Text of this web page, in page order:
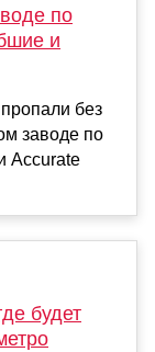
по
и
без
заводе по
Accurate
будет